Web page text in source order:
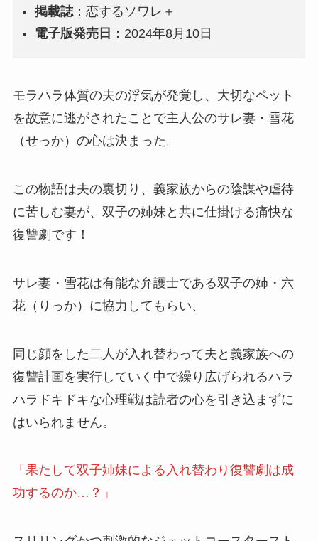
掲載誌：恋するソワレ＋
電子版発売日 ：2024年8月10日
モラハラ体質の夫の浮気が発覚し、大切なペット
を故意に逃がされたことで主人公のサレ妻・ 雪花
（せっか）の心は決まった。
この物語は夫の裏切り、義家族からの陰謀や虐待
に苦しむ妻が、双子の姉妹と共に仕掛ける痛快な
復讐劇 です！
サレ妻・雪花は有能な弁護士である双子の姉・ 六
花（りっか）に協力してもらい、
同じ顔をした二人が入れ替わって夫と義家族への
復讐計画を実行していく中で繰り広げられるハラ
ハラドキドキな心理戦は読者の心を引き込まずに
はいられません。
「果たして双子姉妹による入れ替わり復讐劇は成
功するのか…？」